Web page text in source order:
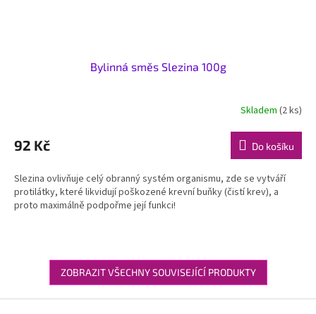
Bylinná směs Slezina 100g
Skladem (2 ks)
92 Kč Do košíku
Slezina ovlivňuje celý obranný systém organismu, zde se vytváří
protilátky, které likvidují poškozené krevní buňky (čistí krev), a
proto maximálně podpořme její funkci!
ZOBRAZIT VŠECHNY SOUVISEJÍCÍ PRODUKTY